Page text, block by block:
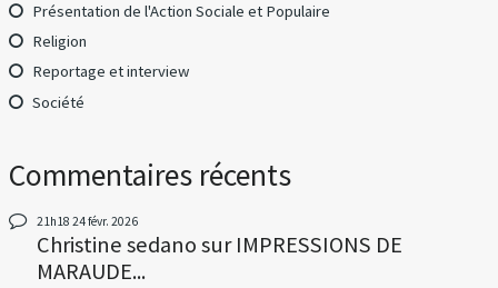
Présentation de l'Action Sociale et Populaire
Religion
Reportage et interview
Société
Commentaires récents
21h18 24févr. 2026
Christine sedanosurIMPRESSIONS DE
MARAUDE...